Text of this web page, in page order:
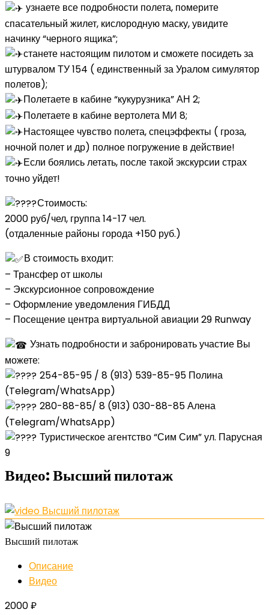
узнаете все подробности полета, померите
спасательный жилет, кислородную маску, увидите
начинку “черного ящика”;
станете настоящим пилотом и сможете посидеть за
штурвалом ТУ 154 ( единственный за Уралом симулятор
полетов);
Полетаете в кабине “кукурузника” АН 2;
Полетаете в кабине вертолета МИ 8;
Настоящее чувство полета, спецэффекты ( гроза,
ночной полет и др) полное погружение в действие! ⠀
Если боялись летать, после такой экскурсии страх
точно уйдет! ⠀
Стоимость:
2000 руб/чел, группа 14-17 чел.
(отдаленные районы города +150 руб.)
В стоимость входит:
– Трансфер от школы
– Экскурсионное сопровождение
– Оформление уведомления ГИБДД
– Посещение центра виртуальной авиации 29 Runway
Узнать подробности и забронировать участие Вы
можете:
254-85-95 / 8 (913) 539-85-95 Полина
(Telegram/WhatsApp)
280-88-85/ 8 (913) 030-88-85 Алена
(Telegram/WhatsApp)
Туристическое агентство “Сим Сим” ул. Парусная
9
Видео:Высший пилотаж
Высший пилотаж
Описание
Видео
2000₽